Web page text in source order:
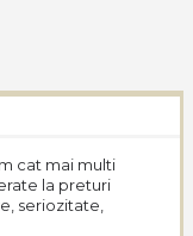
cat mai multi
la preturi
seriozitate,